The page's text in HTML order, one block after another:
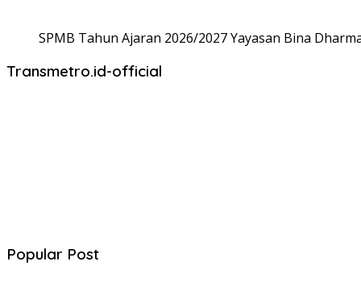
SPMB Tahun Ajaran 2026/2027 Yayasan Bina
Transmetro.id-official
Popular Post